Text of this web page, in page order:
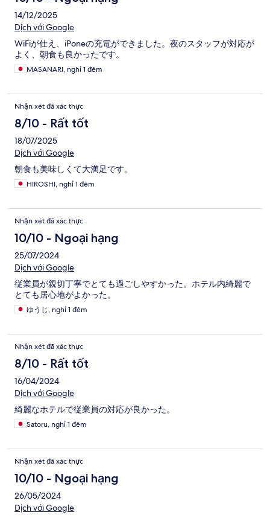
14/12/2025
Dịch với Google
WiFiが仕え、iPoneの充電ができました。夜のスタッフが対応が
よく、朝食も良かったです。
MASANARI, nghỉ 1 đêm
Nhận xét đã xác thực
8/10 - Rất tốt
18/07/2025
Dịch với Google
朝食も美味しくて大満足です。
HIROSHI, nghỉ 1 đêm
Nhận xét đã xác thực
10/10 - Ngoại hạng
25/07/2024
Dịch với Google
従業員が親切丁寧でとても過ごしやすかった。ホテル内綺麗で
とても居心地がよかった。
ゆうじ, nghỉ 1 đêm
Nhận xét đã xác thực
8/10 - Rất tốt
16/04/2024
Dịch với Google
綺麗なホテルで従業員の対応が良かった。
Satoru, nghỉ 1 đêm
Nhận xét đã xác thực
10/10 - Ngoại hạng
26/05/2024
Dịch với Google